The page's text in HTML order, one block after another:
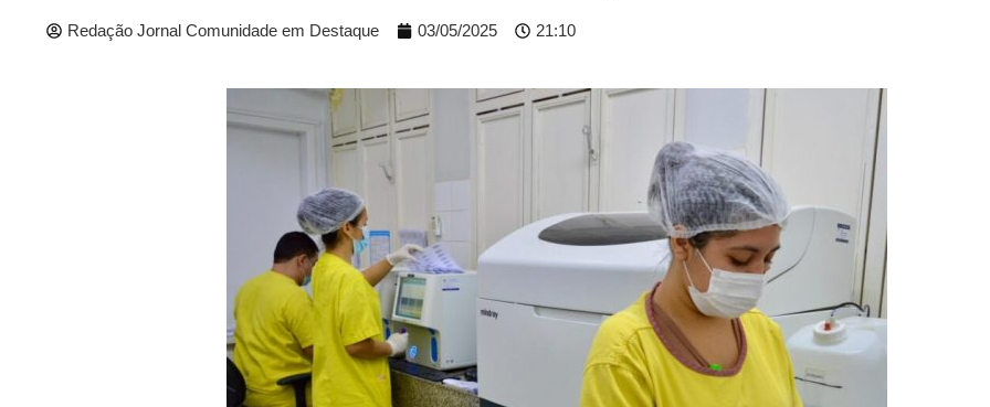
Redação Jornal Comunidade em Destaque 03/05/2025 21:10